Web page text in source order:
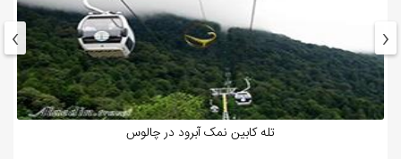
جنگل‌های هیرکانی: جنگل‌های هیرکانی، یکی از قدیمی‌ترین
جنگل‌های جهان و از میراث‌های طبیعی ایران است. شما می‌توانید
با کمی رانندگی به این جنگل‌های زیبا دسترسی پیدا کنید و از
طبیعت بکر آن لذت ببرید.
آبگرم‌های طبیعی: آبگرم‌های طبیعی شمال، خواص درمانی بسیاری
تله کابین نمک آبرود در چالوس
‹
›